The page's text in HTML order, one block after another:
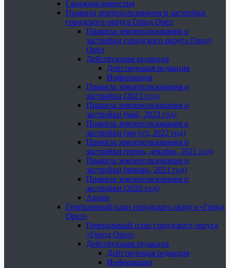
Гаражная амнистия
Правила землепользования и застройки
городского округа Город Орёл
Правила землепользования и
застройки городского округа Город
Орёл
Действующая редакция
Действующая редакция
Информация
Правила землепользования и
застройки (2023 год)
Правила землепользования и
застройки (май, 2023 год)
Правила землепользования и
застройки (август, 2022 год)
Правила землепользования и
застройки (июнь, декабрь, 2021 год)
Правила землепользования и
застройки (январь, 2021 год)
Правила землепользования и
застройки (2020 год)
Архив
Генеральный план городского округа «Город
Орел»
Генеральный план городского округа
«Город Орел»
Действующая редакция
Действующая редакция
Информация